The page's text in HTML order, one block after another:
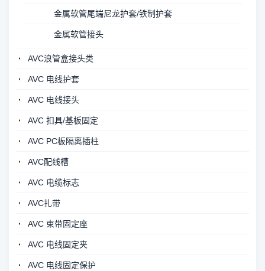
金属软管尾端尼龙护套/铁制护套
金属软管接头
AVC浪管盒接头类
AVC 电线护套
AVC 电线接头
AVC 扣具/基板固定
AVC PC板隔离插柱
AVC配线槽
AVC 电缆标志
AVC扎带
AVC 束带固定座
AVC 电线固定夹
AVC 电线固定保护